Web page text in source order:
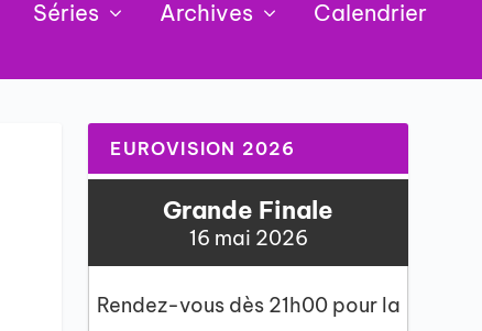
Séries Archives Calendrier
EUROVISION 2026
Grande Finale
16 mai 2026
Rendez-vous dès 21h00 pour la